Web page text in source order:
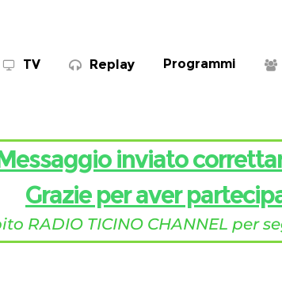
TV Replay Programmi
inviato
Grazie per aver
RADIO TICINO CHANNEL per